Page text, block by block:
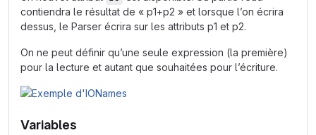
contiendra le résultat de « p1+p2 » et lorsque l’on écrira
dessus, le Parser écrira sur les attributs p1 et p2.
On ne peut définir qu’une seule expression (la première)
pour la lecture et autant que souhaitées pour l’écriture.
Variables